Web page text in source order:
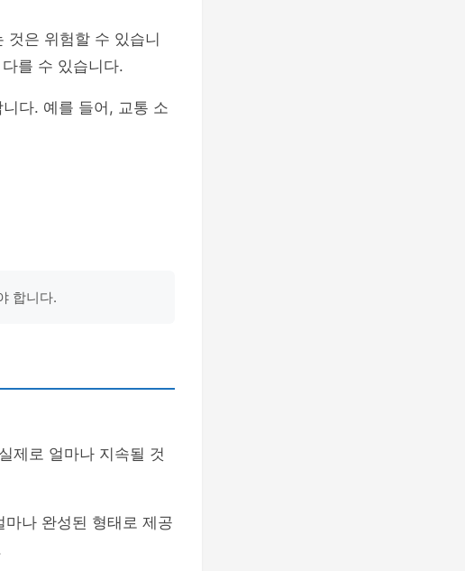
것은 위험할 수 있습니
를 수 있습니다.
다. 예를 들어, 교통 소
합니다.
제로 얼마나 지속될 것
나 완성된 형태로 제공